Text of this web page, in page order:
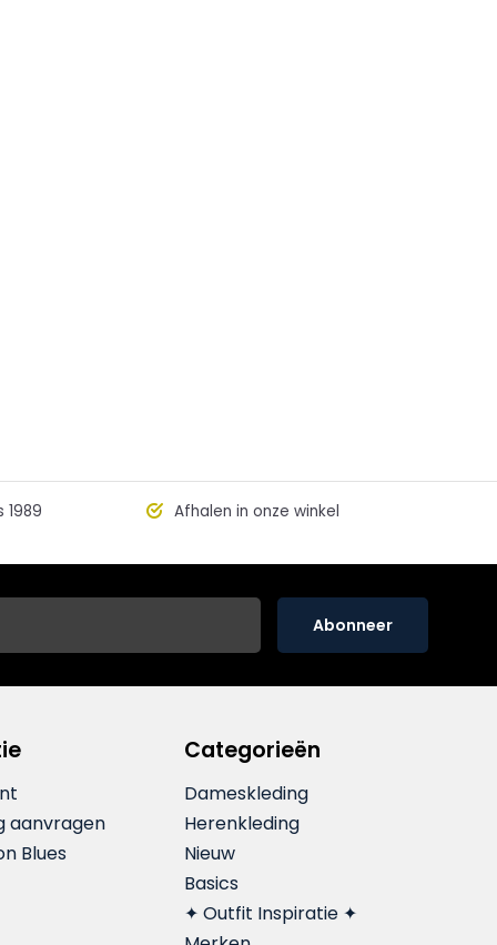
Afhalen in onze winkel
Abonneer
aanvragen
Blues
Categorieën
Dameskleding
Herenkleding
Nieuw
Basics
✦ Outfit Inspiratie ✦